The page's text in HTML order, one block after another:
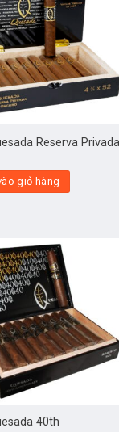
Reserva Privada
giỏ hàng
40th